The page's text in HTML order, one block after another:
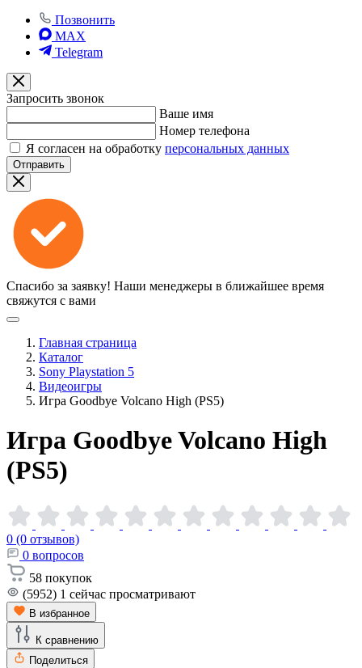
Позвонить
MAX
Telegram
Запросить звонок
Ваше имя
Номер телефона
Я согласен на обработку персональных данных
Отправить
Спасибо за заявку! Наши менеджеры в ближайшее время
свяжутся с вами
Главная страница
Каталог
Sony Playstation 5
Видеоигры
Игра Goodbye Volcano High (PS5)
Игра Goodbye Volcano High
(PS5)
0 (0 отзывов)
0 вопросов
58 покупок
(5952) 1 сейчас просматривают
В избранное
К сравнению
Поделиться